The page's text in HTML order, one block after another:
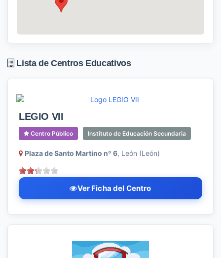
Lista de Centros Educativos
LEGIO VII
Centro Público Instituto de Educación Secundaria
Plaza de Santo Martino nº 6, León (León)
Ver Ficha del Centro